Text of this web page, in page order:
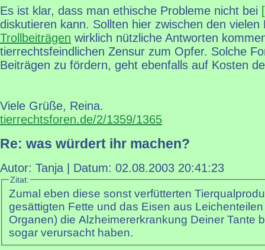
Es ist klar, dass man ethische Probleme nicht bei
diskutieren kann. Sollten hier zwischen den vielen
Trollbeiträgen wirklich nützliche Antworten
tierrechtsfeindlichen Zensur zum Opfer. Solche
Beiträgen zu fördern, geht ebenfalls auf Kosten
Viele Grüße, Reina.
tierrechtsforen.de/2/1359/1365
Re: was würdert ihr machen?
Autor: Tanja | Datum: 02.08.2003 20:41:23
Zitat:
Zumal eben diese sonst verfütterten
gesättigten Fette und das Eisen aus
Organen) die Alzheimererkrankung Deiner Tante
sogar verursacht haben.